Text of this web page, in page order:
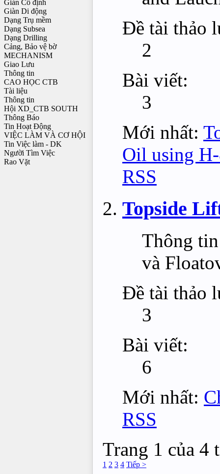
Giàn Cố định
Giàn Di động
Dạng Trụ mềm
Dạng Subsea
Dạng Drilling
Cảng, Bảo vệ bờ
MECHANISM
Giao Lưu
Thông tin
CAO HỌC CTB
Tài liệu
Thông tin
Hội XD_CTB SOUTH
Thông Báo
Tin Hoạt Động
VIỆC LÀM VÀ CƠ HỘI
Tin Việc làm - DK
Người Tìm Việc
Rao Vặt
Đề tài thảo
2
Bài viết:
3
Mới nhất:
Oil using
RSS
Topside
Thông
và
Đề tài thảo
3
Bài viết:
6
Mới nhất:
RSS
Trang 1 của 4
1 2 3 4 Tiếp >